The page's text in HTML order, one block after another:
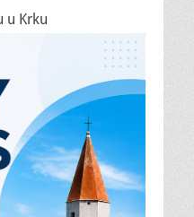
u Krku